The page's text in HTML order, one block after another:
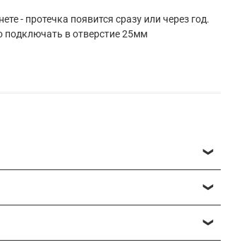
- протечка появится сразу или через год.
подключать в отверстие 25мм
Смело оставляйте заявку на